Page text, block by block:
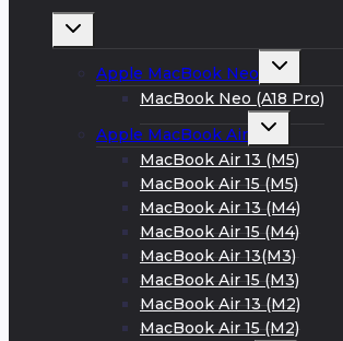
Развернуть
Apple MacBook Neo
Развернуть
меню
MacBook Neo (A18 Pro)
Apple MacBook Air
Развернуть
меню
MacBook Air 13 (M5)
MacBook Air 15 (M5)
MacBook Air 13 (M4)
MacBook Air 15 (M4)
MacBook Air 13(M3)
MacBook Air 15 (M3)
MacBook Air 13 (M2)
MacBook Air 15 (M2)